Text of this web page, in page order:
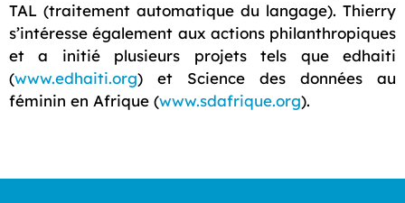
TAL (traitement automatique du langage). Thierry
s’intéresse également aux actions philanthropiques
et a initié plusieurs projets tels que edhaiti
(www.edhaiti.org) et Science des données au
féminin en Afrique (www.sdafrique.org).